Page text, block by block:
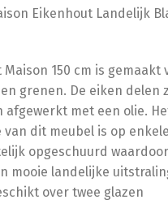
Eikenhout Landelijk
150 cm is gemaakt
grenen. De eiken delen
afgewerkt met een olie.
dit meubel is op enkele
opgeschuurd
mooie landelijke
over twee glazen